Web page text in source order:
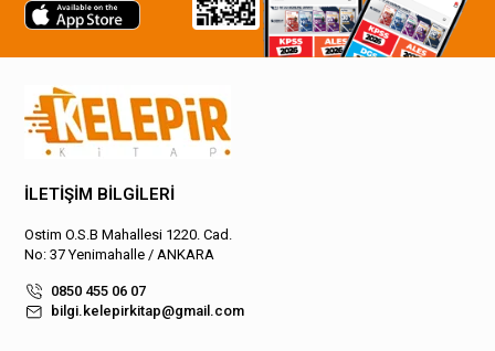
İLETİŞİM BİLGİLERİ
Ostim O.S.B Mahallesi 1220. Cad.
No: 37 Yenimahalle / ANKARA
0850 455 06 07
bilgi.kelepirkitap@gmail.com